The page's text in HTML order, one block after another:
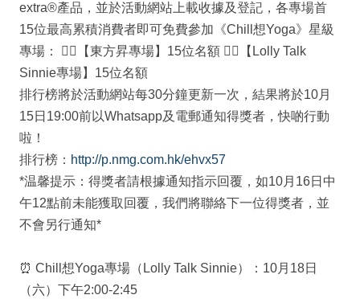
extra®產品，並於活動網站上載收據及登記，各專場首
15位最高累積消費者即可免費參加《Chill想Yoga》星級
專場： 🧘‍♂【東方昇專場】15位名額 🧘‍♀【Lolly Talk
Sinnie專場】15位名額
排行榜將於活動網站每30分鐘更新一次，結果將於10月
15日19:00前以Whatsapp及電郵通知得獎者，快啲行動
啦！
排行榜： http://p.nmg.com.hk/ehvx57
*温馨提示：得獎者請根據通知指示回覆，如10月16日中
午12點前未能獲取回覆，我們將聯絡下一位得獎者，並
不會另行通知*
⏰ Chill想Yoga專場（Lolly Talk Sinnie）：10月18日
（六）下午2:00-2:45